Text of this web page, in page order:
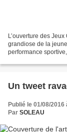
L’ouverture des
grandiose de la
performance
Un tweet
Publié le 01/08/2016
Par SOLEAU